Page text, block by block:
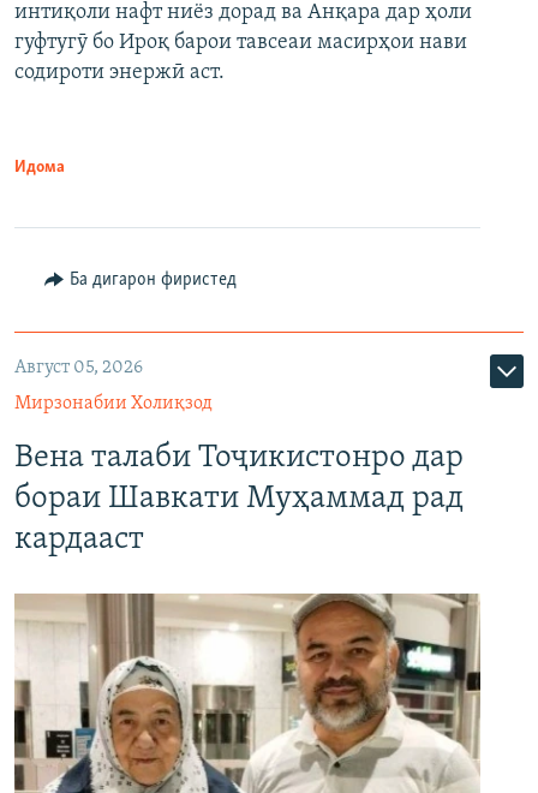
интиқоли нафт ниёз дорад ва Анқара дар ҳоли
гуфтугӯ бо Ироқ барои тавсеаи масирҳои нави
содироти энержӣ аст.
Идома
Ба дигарон фиристед
Август 05, 2026
Мирзонабии Холиқзод
Вена талаби Тоҷикистонро дар
бораи Шавкати Муҳаммад рад
кардааст